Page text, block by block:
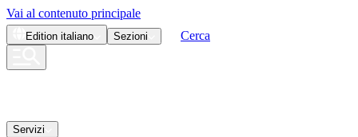
Vai al contenuto principale
Edition italiano Sezioni Cerca
Servizi